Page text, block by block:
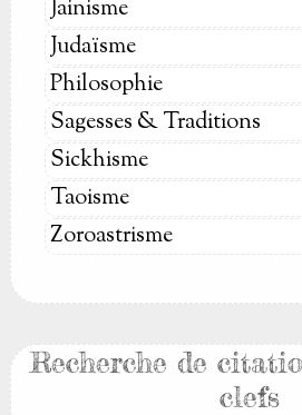
Recherche de
clefs